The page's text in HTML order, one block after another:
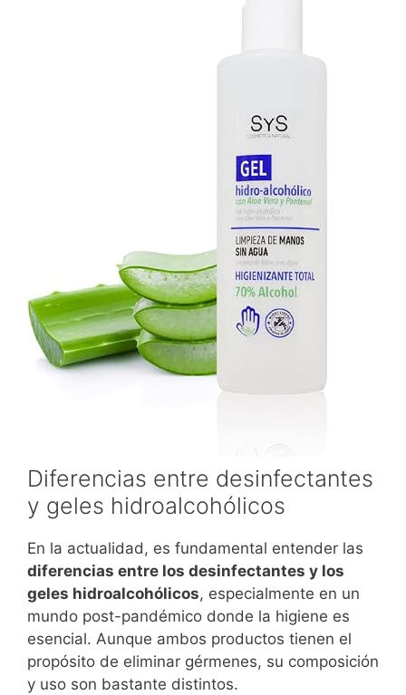
Diferencias entre desinfectantes
y geles hidroalcohólicos
En la actualidad, es fundamental entender las
diferencias entre los desinfectantes y los
geles hidroalcohólicos, especialmente en un
mundo post-pandémico donde la higiene es
esencial. Aunque ambos productos tienen el
propósito de eliminar gérmenes, su composición
y uso son bastante distintos.